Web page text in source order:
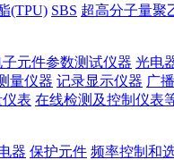
(TPU) SBS 超高分子量聚
子元件参数测试仪器 光电
量仪器 记录显示仪器 广
表 在线检测及控制仪表
器 保护元件 频率控制和